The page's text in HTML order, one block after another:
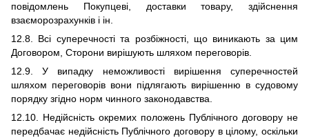
повідомлень Покупцеві, доставки товару, здійснення
взаєморозрахунків і ін.
12.8. Всі суперечності та розбіжності, що виникають за цим
Договором, Сторони вирішують шляхом переговорів.
12.9.У випадку неможливості вирішення суперечностей
шляхом переговорів вони підлягають вирішенню в судовому
порядку згідно норм чинного законодавства.
12.10. Недійсність окремих положень Публічного договору не
передбачає недійсність Публічного договору в цілому, оскільки